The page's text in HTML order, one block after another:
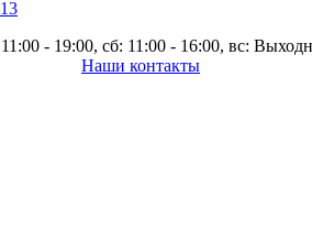
- 19:00, сб: 11:00 - 16:00, вс:
Наши контакты